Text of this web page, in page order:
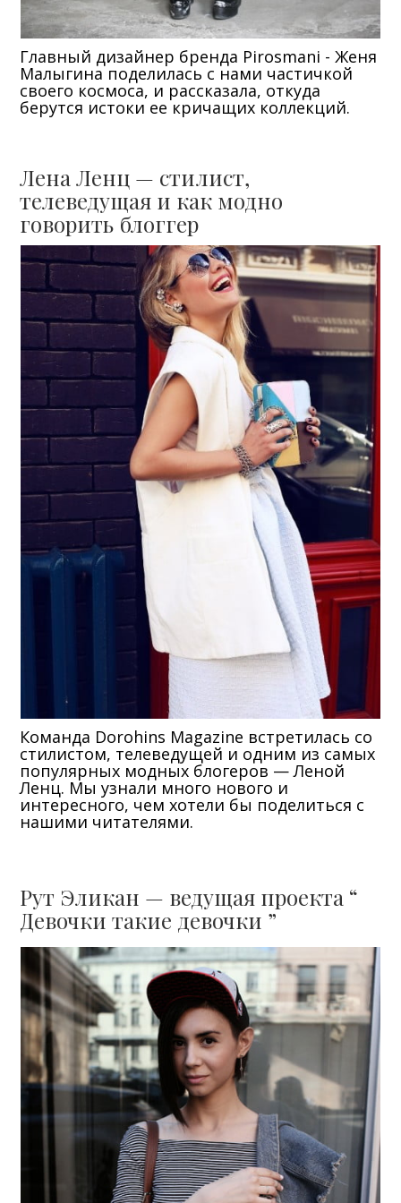
Главный дизайнер бренда Pirosmani - Женя
Малыгина поделилась с нами частичкой
своего космоса, и рассказала, откуда
берутся истоки ее кричащих коллекций.
Лена Ленц — стилист,
телеведущая и как модно
говорить блоггер
Команда Dorohins Magazine встретилась со
стилистом, телеведущей и одним из самых
популярных модных блогеров — Леной
Ленц. Мы узнали много нового и
интересного, чем хотели бы поделиться с
нашими читателями.
Рут Эликан — ведущая проекта “
Девочки такие девочки ”